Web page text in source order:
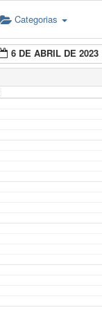
Categorias
6 DE ABRIL DE 2023